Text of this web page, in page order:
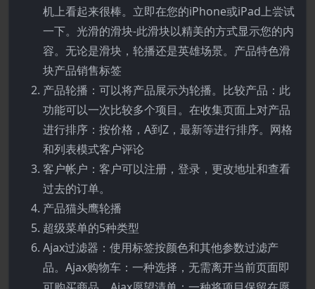
机上看起来很棒。立即在您的iPhone或iPad上尝试
一下。光滑的滑块-此滑块以精美的方式显示您的内
容。无论是滑块，轮播还是英雄场景。产品特色滑
块产品销售标签
产品轮播：可以将产品展示为轮播。比较产品：此
功能可以一次比较多个项目。在收集页面上对产品
进行排序：按价格，A到Z，最新等进行排序。网格
和列表模式客户评论
客户帐户：客户可以注册，登录，更改地址和查看
过去的订单。
产品猫头鹰轮播
超级菜单的5种类型
Ajax过滤器：使用标签按颜色和其他参数过滤产
品。Ajax购物车：一种选择，无需离开当前页面即